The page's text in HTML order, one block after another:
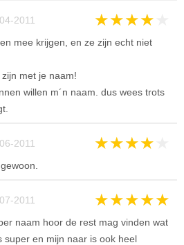
2011 ★★★★
mee krijgen, en ze zijn echt niet
met je naam!
willen m´n naam. dus wees trots
2011 ★★★★
2011 ★★★★★
naam hoor de rest mag vinden wat
super en mijn naar is ook heel